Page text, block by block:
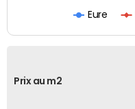
Eure
Prix au m2